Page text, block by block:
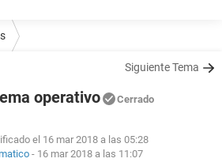
Siguiente Tema
operativo Cerrado
el 16 mar 2018 a las 05:28
- 16 mar 2018 a las 11:07